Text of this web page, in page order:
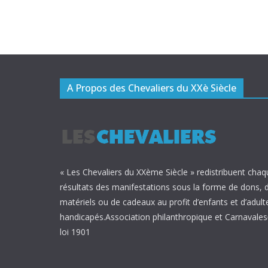
A Propos des Chevaliers du XXè Siècle
« Les Chevaliers du XXème Siècle » redistribuent
résultats des manifestations sous la forme de dons,
matériels ou de cadeaux au profit d’enfants et
handicapés.Association philanthropique et
loi 1901